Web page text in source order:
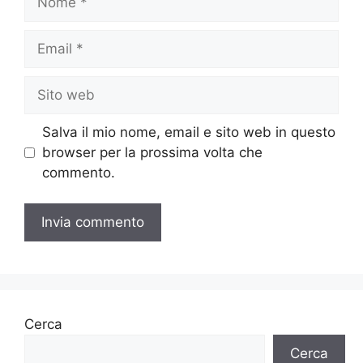
web
Salva il mio nome, email e sito web in questo
browser per la prossima volta che
commento.
Cerca
Cerca